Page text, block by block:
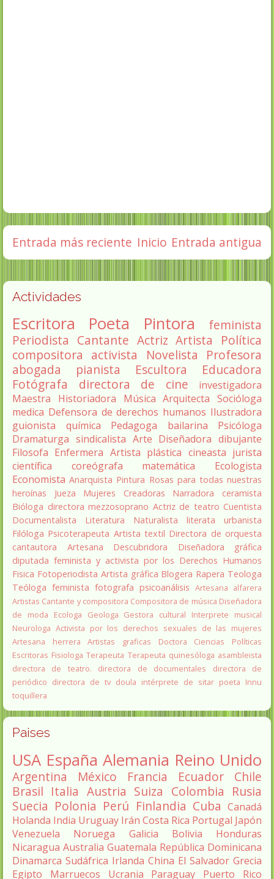
Entrada más reciente Entrada antigua
Inicio
Actividades
Escritora Poeta Pintora
feminista
Periodista Cantante Actriz Artista
Política
compositora activista Novelista
Profesora
abogada
pianista Escultora
Educadora
Fotógrafa
directora de cine
investigadora
Maestra
Historiadora Música Arquitecta Socióloga
medica Defensora de derechos humanos Ilustradora
guionista
química Pedagoga bailarina
Psicóloga
Dramaturga sindicalista Arte Diseñadora dibujante
Filosofa Enfermera Artista plástica cineasta jurista
científica
coreógrafa matemática
Ecologista
Economista Anarquista Pintura Rosas para todas nuestras
heroínas
Jueza Mujeres Creadoras Narradora
ceramista
Bióloga directora mezzosoprano Actriz de teatro Cuentista
Documentalista
Literatura Naturalista literata
urbanista
Filóloga Psicoterapeuta Artista textil Directora de orquesta
cantautora
Artesana Descubridora
Diseñadora gráfica
diputada feminista y activista por los Derechos Humanos
Fisica Fotoperiodista Artista gráfica Blogera Rapera Teologa
Teóloga feminista fotografa psicoanálisis Artesana alfarera
Artistas Cantante y compositora Compositora de música Diseñadora
de moda
Ecologa Geologa Gestora cultural
Interprete musical
Neurologa Activista por los derechos sexuales de las mujeres
Artesana herrera
Artistas graficas
Doctora Ciencias Políticas
Escritoras Fisiologa Terapeuta Terapeuta quinesóloga asambleista
directora de teatro.
directora de documentales
directora de
periódico directora de tv doula intérprete de sitar poeta Innu
toquillera
Paises
USA España Alemania Reino Unido
Argentina México Francia Ecuador
Chile
Brasil Italia Austria Suiza Colombia Rusia
Suecia Polonia Perú Finlandia Cuba Canadá
Holanda India Uruguay Irán Costa Rica Portugal Japón
Venezuela
Noruega Galicia Bolivia
Honduras
Nicaragua Australia Guatemala República Dominicana
Dinamarca Sudáfrica Irlanda China El Salvador Grecia
Egipto
Marruecos Ucrania Paraguay Puerto Rico